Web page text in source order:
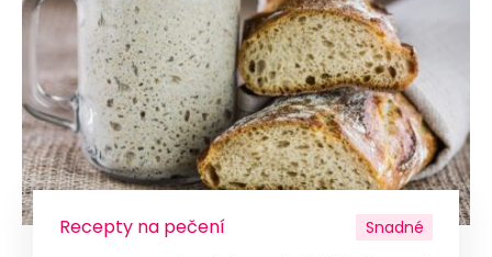
Recepty na pečení Snadné